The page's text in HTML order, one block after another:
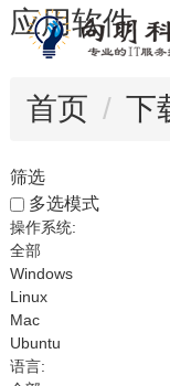
应用软件
首页 下
筛选
多选模式
操作系统:
全部
Windows
Linux
Mac
Ubuntu
语言: